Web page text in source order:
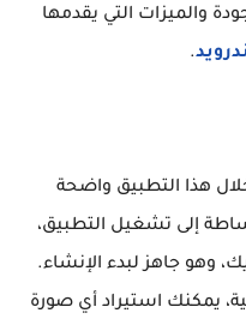
والميزات التي يقدمها
.
هذا التطبيق واضحة
إلى تشغيل التطبيق،
وهو جاهز لبدء الإنشاء.
يمكنك استيراد أي صورة